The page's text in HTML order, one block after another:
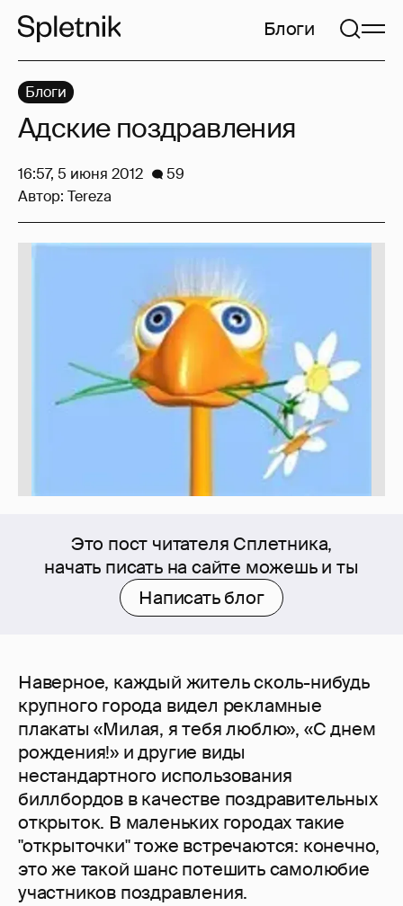
Блоги
Это пост читателя Сплетника,
начать писать на сайте можешь и ты
Написать блог
Наверное, каждый житель сколь-нибудь
крупного города видел рекламные
плакаты «Милая, я тебя люблю», «С днем
рождения!» и другие виды
нестандартного использования
биллбордов в качестве поздравительных
открыток. В маленьких городах такие
"открыточки" тоже встречаются: конечно,
это же такой шанс потешить самолюбие
участников поздравления.
Блоги
Адские поздравления
16:57, 5 июня 2012
59
Автор: Tereza